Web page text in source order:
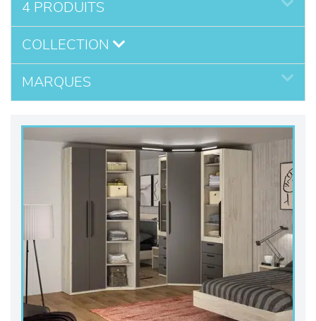
décoration
4 PRODUITS
COLLECTION
MARQUES